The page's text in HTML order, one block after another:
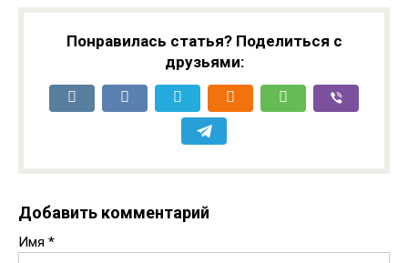
Понравилась статья? Поделиться с
друзьями:
Добавить комментарий
Имя *